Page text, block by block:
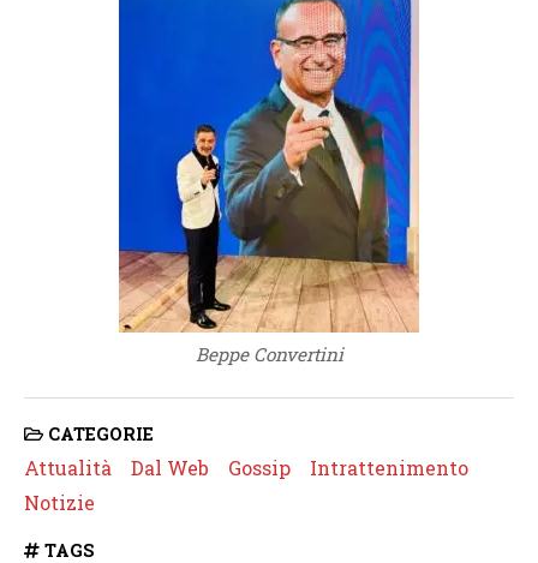
Beppe Convertini
CATEGORIE
Attualità Dal Web Gossip
Intrattenimento
Notizie
TAGS